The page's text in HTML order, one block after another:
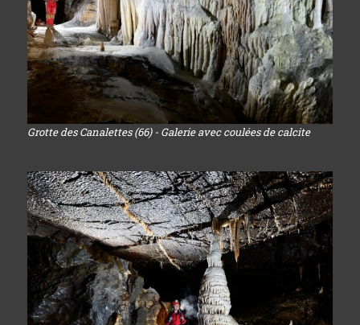
Grotte des Canalettes (66) - Galerie avec coulées de calcite